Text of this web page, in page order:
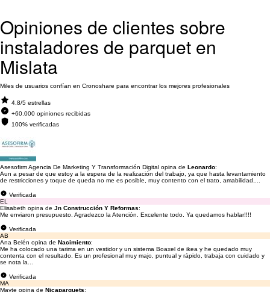
Opiniones de clientes sobre
instaladores de parquet en
Mislata
Miles de usuarios confían en Cronoshare para encontrar los mejores profesionales
4.8/5 estrellas
+60.000 opiniones recibidas
100% verificadas
Asesofirm Agencia De Marketing Y Transformación Digital opina de Leonardo:
Aun a pesar de que estoy a la espera de la realización del trabajo, ya que hasta levantamiento
de restricciones y toque de queda no me es posible, muy contento con el trato, amabilidad,...
Verificada
EL
Elisabeth opina de Jn Construcción Y Reformas:
Me enviaron presupuesto. Agradezco la Atención. Excelente todo. Ya quedamos hablar!!!!
Verificada
AB
Ana Belén opina de Nacimiento:
Me ha colocado una tarima en un vestidor y un sistema Boaxel de ikea y he quedado muy
contenta con el resultado. Es un profesional muy majo, puntual y rápido, trabaja con cuidado y
se nota la...
Verificada
MA
Mayte opina de Nicaparquets: